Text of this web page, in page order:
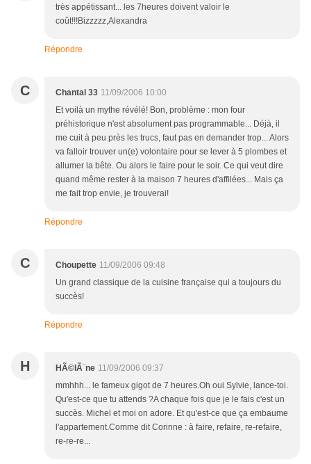
très appétissant... les 7heures doivent valoir le
coût!!!Bizzzzz,Alexandra
Répondre
C Chantal 33 11/09/2006 10:00
Et voilà un mythe révélé! Bon, problème : mon four
préhistorique n'est absolument pas programmable... Déjà, il
me cuit à peu près les trucs, faut pas en demander trop... Alors
va falloir trouver un(e) volontaire pour se lever à 5 plombes et
allumer la bête. Ou alors le faire pour le soir. Ce qui veut dire
quand même rester à la maison 7 heures d'affilées... Mais ça
me fait trop envie, je trouverai!
Répondre
C Choupette 11/09/2006 09:48
Un grand classique de la cuisine française qui a toujours du
succès!
Répondre
H HÃ©lÃ¨ne 11/09/2006 09:37
mmhhh... le fameux gigot de 7 heures.Oh oui Sylvie, lance-toi.
Qu'est-ce que tu attends ?A chaque fois que je le fais c'est un
succès. Michel et moi on adore. Et qu'est-ce que ça embaume
l'appartement.Comme dit Corinne : à faire, refaire, re-refaire,
re-re-re...